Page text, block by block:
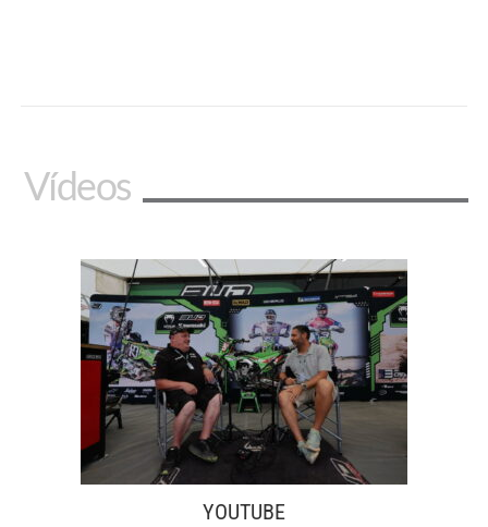
Vídeos
YOUTUBE